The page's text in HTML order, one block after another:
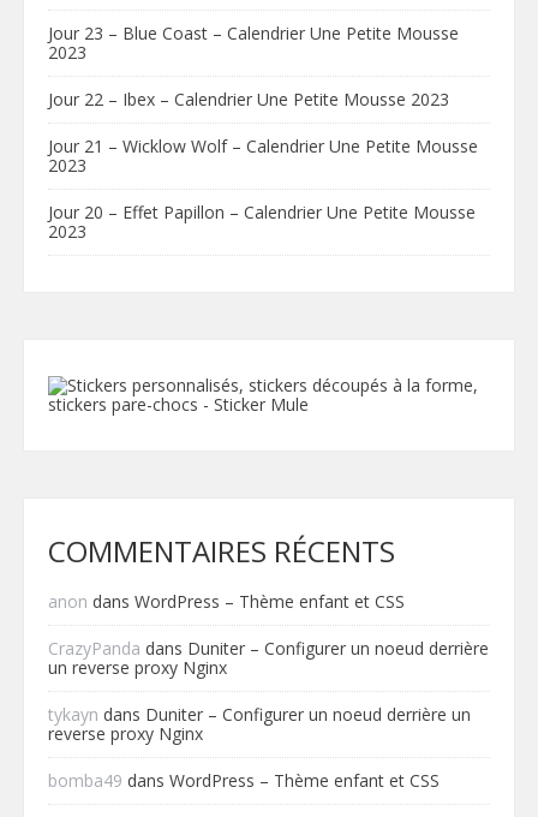
Jour 23 – Blue Coast – Calendrier Une Petite Mousse
2023
Jour 22 – Ibex – Calendrier Une Petite Mousse 2023
Jour 21 – Wicklow Wolf – Calendrier Une Petite Mousse
2023
Jour 20 – Effet Papillon – Calendrier Une Petite Mousse
2023
COMMENTAIRES RÉCENTS
anon dans WordPress – Thème enfant et CSS
CrazyPanda dans Duniter – Configurer un noeud derrière
un reverse proxy Nginx
tykayn dans Duniter – Configurer un noeud derrière un
reverse proxy Nginx
bomba49 dans WordPress – Thème enfant et CSS